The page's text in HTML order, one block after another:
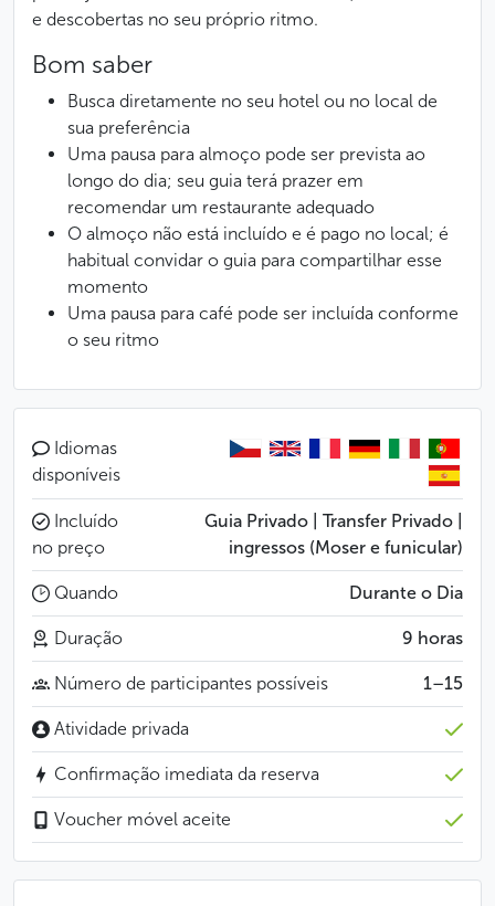
e descobertas no seu próprio ritmo.
Bom saber
Busca diretamente no seu hotel ou no local de
sua preferência
Uma pausa para almoço pode ser prevista ao
longo do dia; seu guia terá prazer em
recomendar um restaurante adequado
O almoço não está incluído e é pago no local; é
habitual convidar o guia para compartilhar esse
momento
Uma pausa para café pode ser incluída conforme
o seu ritmo
Idiomas
disponíveis
Incluído
no preço
Guia Privado | Transfer Privado |
ingressos (Moser e funicular)
Quando Durante o Dia
Duração 9 horas
Número de participantes possíveis 1–15
Atividade privada
Confirmação imediata da reserva
Voucher móvel aceite